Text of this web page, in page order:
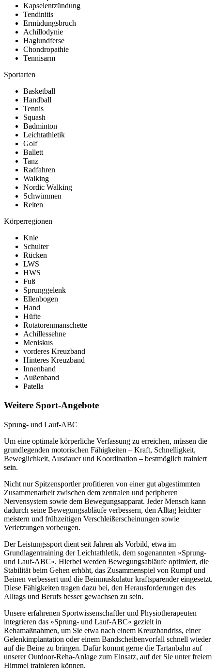
Kapselentzündung
Tendinitis
Ermüdungsbruch
Achillodynie
Haglundferse
Chondropathie
Tennisarm
Sportarten
Basketball
Handball
Tennis
Squash
Badminton
Leichtathletik
Golf
Ballett
Tanz
Radfahren
Walking
Nordic Walking
Schwimmen
Reiten
Körperregionen
Knie
Schulter
Rücken
LWS
HWS
Fuß
Sprunggelenk
Ellenbogen
Hand
Hüfte
Rotatorenmanschette
Achillessehne
Meniskus
vorderes Kreuzband
Hinteres Kreuzband
Innenband
Außenband
Patella
Weitere Sport-Angebote
Sprung- und Lauf-ABC
Um eine optimale körperliche Verfassung zu erreichen, müssen die
grundlegenden motorischen Fähigkeiten – Kraft, Schnelligkeit,
Beweglichkeit, Ausdauer und Koordination – bestmöglich trainiert
sein.
Nicht nur Spitzensportler profitieren von einer gut abgestimmten
Zusammenarbeit zwischen dem zentralen und peripheren
Nervensystem sowie dem Bewegungsapparat. Jeder Mensch kann
dadurch seine Bewegungsabläufe verbessern, den Alltag leichter
meistern und frühzeitigen Verschleißerscheinungen sowie
Verletzungen vorbeugen.
Der Leistungssport dient seit Jahren als Vorbild, etwa im
Grundlagentraining der Leichtathletik, dem sogenannten »Sprung-
und Lauf-ABC«. Hierbei werden Bewegungsabläufe optimiert, die
Stabilität beim Gehen erhöht, das Zusammenspiel von Rumpf und
Beinen verbessert und die Beinmuskulatur kraftsparender eingesetzt.
Diese Fähigkeiten tragen dazu bei, den Herausforderungen des
Alltags und Berufs besser gewachsen zu sein.
Unsere erfahrenen Sportwissenschaftler und Physiotherapeuten
integrieren das »Sprung- und Lauf-ABC« gezielt in
Rehamaßnahmen, um Sie etwa nach einem Kreuzbandriss, einer
Gelenkimplantation oder einem Bandscheibenvorfall schnell wieder
auf die Beine zu bringen. Dafür kommt gerne die Tartanbahn auf
unserer Outdoor-Reha-Anlage zum Einsatz, auf der Sie unter freiem
Himmel trainieren können.